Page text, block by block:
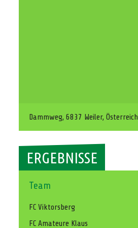
Dammweg, 6837 Weiler, Österreich
ERGEBNISSE
Team
FC Viktorsberg
FC Amateure Klaus